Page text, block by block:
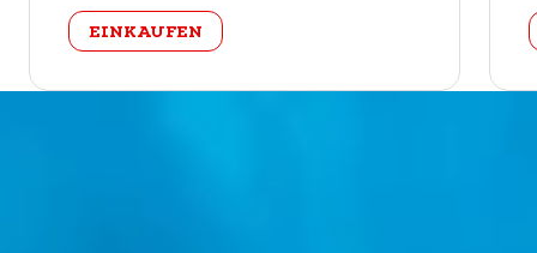
categorie
EINKAUFEN